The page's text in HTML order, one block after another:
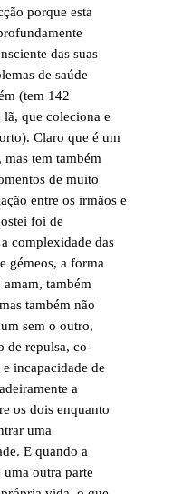
porque esta
das suas
de saúde
(tem 142
lã, que coleciona e
Claro que é um
tem também
de muito
entre os irmãos e
foi de
complexidade das
gémeos, a forma
amam, também
também não
sem o outro,
de repulsa, co-
incapacidade de
a
os dois enquanto
uma
E quando a
uma outra parte